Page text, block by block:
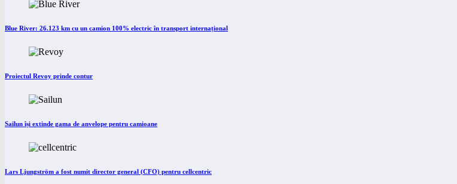
Blue River: 26.123 km cu un camion 100% electric în transport internațional
Proiectul Revoy prinde contur
Sailun își extinde gama de anvelope pentru camioane
Lars Ljungström a fost numit director general (CFO) pentru cellcentric